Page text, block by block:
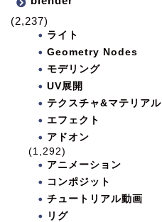
(2,237)
ライト
Geometry Nodes
モデリング
UV展開
テクスチャ&マテリアル
エフェクト
アドオン
(1,292)
アニメーション
コンポジット
チュートリアル動画
リグ